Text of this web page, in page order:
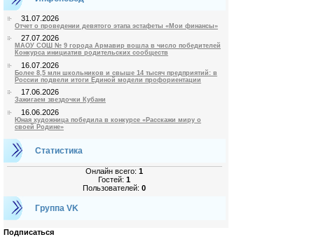
31.07.2026
Отчет о проведении девятого этапа эстафеты «Мои финансы»
27.07.2026
МАОУ СОШ № 9 города Армавир вошла в число победителей
Конкурса инициатив родительских сообществ
16.07.2026
Более 8,5 млн школьников и свыше 14 тысяч предприятий: в
России подвели итоги Единой модели профориентации
17.06.2026
Зажигаем звездочки Кубани
16.06.2026
Юная художница победила в конкурсе «Расскажи миру о
своей Родине»
Статистика
Онлайн всего:1
Гостей:1
Пользователей:0
Группа VK
Подписаться